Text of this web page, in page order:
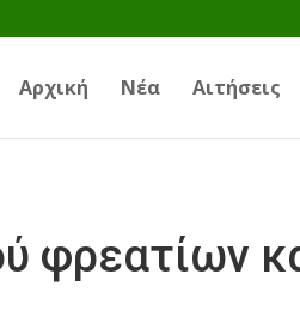
Αρχική Νέα Αιτήσεις
φρεατίων